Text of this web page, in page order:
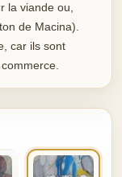
la viande ou,
de Macina).
car ils sont